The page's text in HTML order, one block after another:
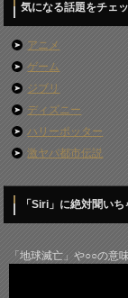
気になる話題をチェ
アニメ
ゲーム
ジブリ
ディズニー
ハリーポッター
激ヤバ都市伝説
「Siri」に絶対聞い
「地球滅亡」や○○の意